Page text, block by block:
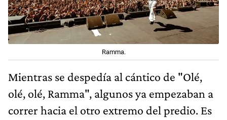
Ramma.
Mientras se despedía al cántico de "Olé,
olé, olé, Ramma", algunos ya empezaban a
correr hacia el otro extremo del predio. Es